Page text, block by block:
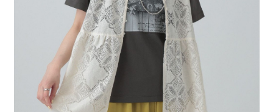
3.完整用戶服務條款，請詳閱以下連結：https://oppay.tw/userRule
１．透過由恩沛科技股份有限公司提供之「AFTEE先享後付」服務完成之交
易，需依本服務之必要範圍內提供個人資料，並將交易相關給付款項請求債
權轉讓予恩沛科技股份有限公司。
２．關於個人資料處理事宜，請瀏覽以下網址：https://aftee.tw/terms/#terms3
３．未成年的使用者請事先徵得法定代理人或監護人之同意方可使用
「AFTEE先享後付」，若未經同意申辦者引起之損失，本公司不負相關責
４．使用「AFTEE先享後付」時，將依據個別帳號之用戶狀況，依本公司即
每筆NT$80，滿NT$1,500(含以上)免運費